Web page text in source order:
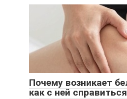
Почему возникает
как с ней справиться